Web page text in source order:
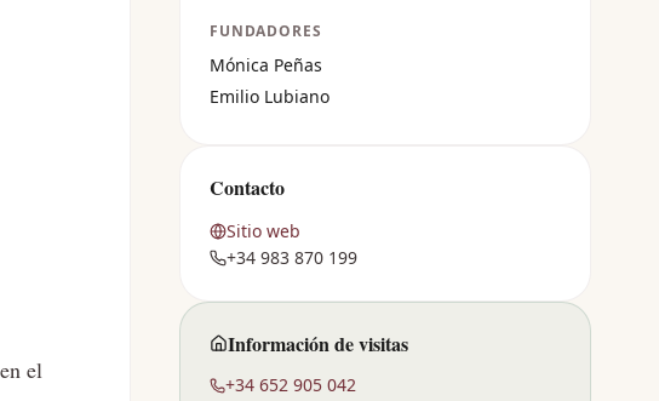
el
FUNDADORES
Mónica Peñas
Emilio Lubiano
Contacto
Sitio web
+34 983 870 199
Información de visitas
+34 652 905 042